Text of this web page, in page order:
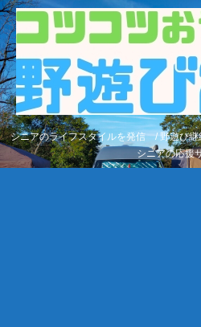
シニアのライフスタイルを発信 / 野遊び継
シニアの応援